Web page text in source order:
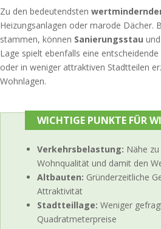
Zu den bedeutendsten
Heizungsanlagen oder marode Dächer.
stammen, können Sanierungsstau
Lage spielt ebenfalls eine
oder in weniger attraktiven Stadtteilen
Wohnlagen.
WICHTIGE PUNKTE FÜR
Verkehrsbelastung: Nähe
Wohnqualität und damit den
Altbauten: Gründerzeitliche
Attraktivität
Stadtteillage: Weniger
Quadratmeterpreise